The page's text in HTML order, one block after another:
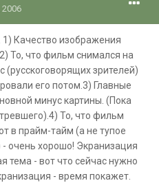
2006
1) Качество изображения
То, что фильм снимался на
(русскоговорящих зрителей)
его потом.3) Главные
минус картины. (Пока
То, что фильм
в прайм-тайм (а не тупое
очень хорошо! Экранизация
тема - вот что сейчас нужно
- время покажет.